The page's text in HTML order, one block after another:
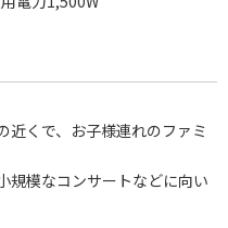
近くで、お子様連れのファミ
規模なコンサートなどに向い